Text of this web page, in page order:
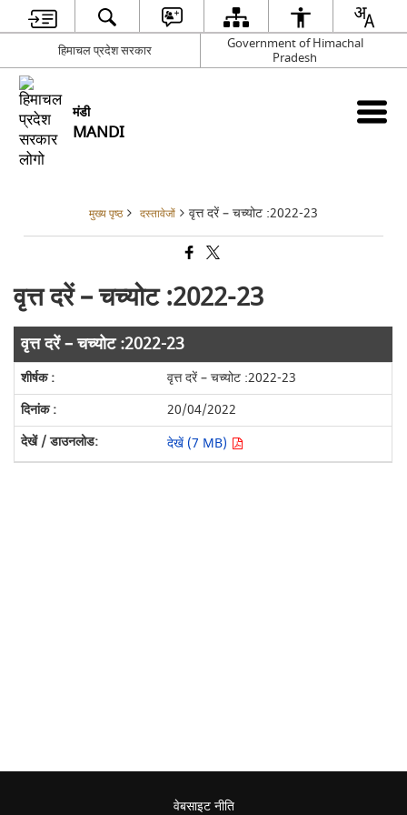
हिमाचल प्रदेश सरकार
Government of Himachal
Pradesh
मंडी
MANDI
मुख्य पृष्ठ दस्तावेजों वृत्त दरें – चच्योट :2022-23
वृत्त दरें – चच्योट :2022-23
वृत्त दरें – चच्योट :2022-23
वृत्त दरें – चच्योट :2022-23
20/04/2022
देखें (7 MB)
वेबसाइट नीति